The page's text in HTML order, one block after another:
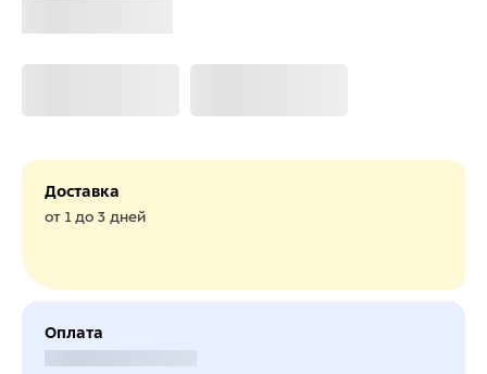
Доставка
от 1 до 3 дней
Оплата